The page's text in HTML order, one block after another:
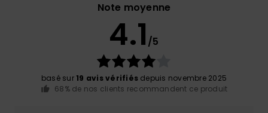
Note moyenne
4.1 /5
basé sur 19 avis vérifiésdepuis novembre 2025
68% de nos clients recommandent ce produit